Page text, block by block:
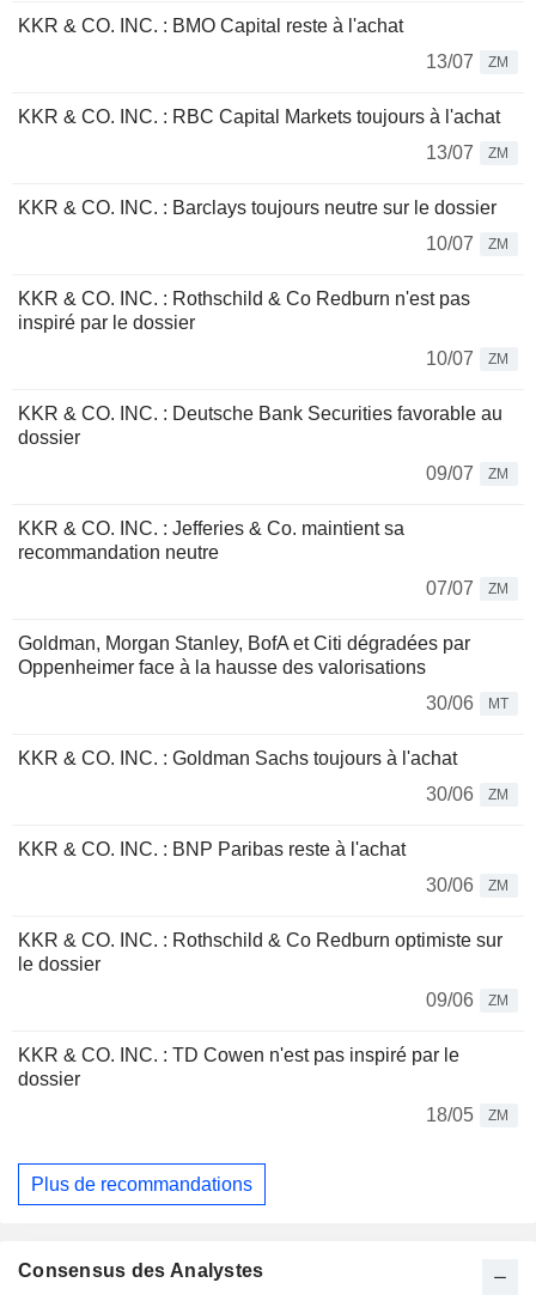
KKR & CO. INC. : BMO Capital reste à l'achat
13/07
ZM
KKR & CO. INC. : RBC Capital Markets toujours à l'achat
13/07
ZM
KKR & CO. INC. : Barclays toujours neutre sur le dossier
10/07
ZM
KKR & CO. INC. : Rothschild & Co Redburn n'est pas
inspiré par le dossier
10/07
ZM
KKR & CO. INC. : Deutsche Bank Securities favorable au
dossier
09/07
ZM
KKR & CO. INC. : Jefferies & Co. maintient sa
recommandation neutre
07/07
ZM
Goldman, Morgan Stanley, BofA et Citi dégradées par
Oppenheimer face à la hausse des valorisations
30/06
MT
KKR & CO. INC. : Goldman Sachs toujours à l'achat
30/06
ZM
KKR & CO. INC. : BNP Paribas reste à l'achat
30/06
ZM
KKR & CO. INC. : Rothschild & Co Redburn optimiste sur
le dossier
09/06
ZM
KKR & CO. INC. : TD Cowen n'est pas inspiré par le
dossier
18/05
ZM
Plus de recommandations
Consensus des Analystes